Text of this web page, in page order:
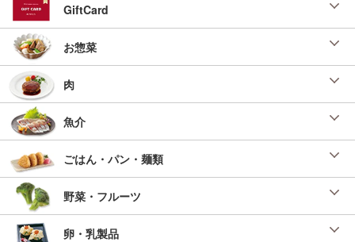
「新・ベーシックごはん」 （２Ｗセレクション
２０２２年１１月後半号）
梅と納豆のぶっかけ蕎麦
「新・ベーシックごはん」 （２Ｗセレクション
GiftCard
お惣菜
肉
魚介
ごはん・パン・麺類
野菜・フルーツ
卵・乳製品